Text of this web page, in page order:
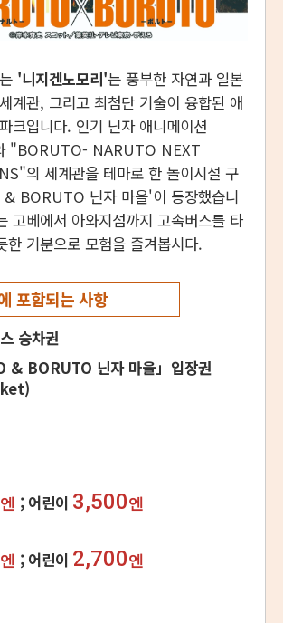
'니지겐노모리'는 풍부한 자연과 일본
계관, 그리고 최첨단 기술이 융합된 애
크입니다. 인기 닌자 애니메이션
"BORUTO- NARUTO NEXT
의 세계관을 테마로 한 놀이시설 구
BORUTO 닌자 마을'이 등장했습니
고베에서 아와지섬까지 고속버스를 타
한 기분으로 모험을 즐겨봅시다.
포함되는 사항
승차권
& BORUTO 닌자 마을」입장권
엔 어린이 3,500엔
엔 어린이 2,700엔